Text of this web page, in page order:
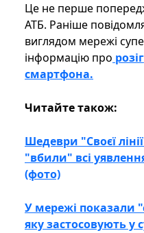
Це не перше
АТБ. Раніше
виглядом мережі
інформацію про
смартфона.
Читайте також:
Шедеври "Своєї
"вбили" всі
(фото)
У мережі показали
яку застосовують у